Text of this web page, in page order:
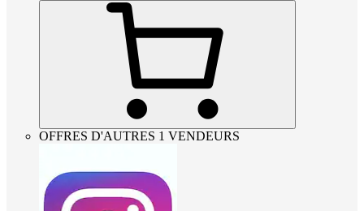
OFFRES D'AUTRES 1 VENDEURS